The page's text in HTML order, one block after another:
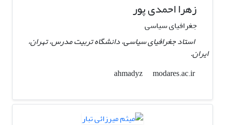
زهرا احمدی پور
جغرافیای سیاسی
استاد جغرافیای سیاسی، دانشگاه تربیت مدرس، تهران،
ایران.
ahmadyz
modares.ac.ir